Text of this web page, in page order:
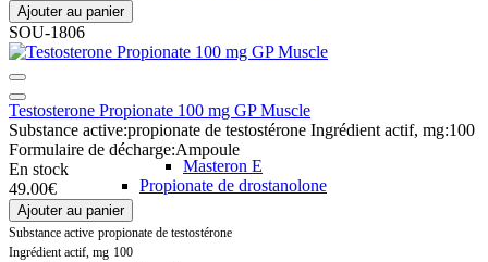
Masteron E
Propionate de drostanolone
Ajouter au panier
SOU-1806
Testosterone Propionate 100 mg GP Muscle
Substance active:propionate de testostérone Ingrédient actif, mg:100
Formulaire de décharge:Ampoule
En stock
49.00€
Ajouter au panier
Substance active propionate de testostérone
Ingrédient actif, mg 100